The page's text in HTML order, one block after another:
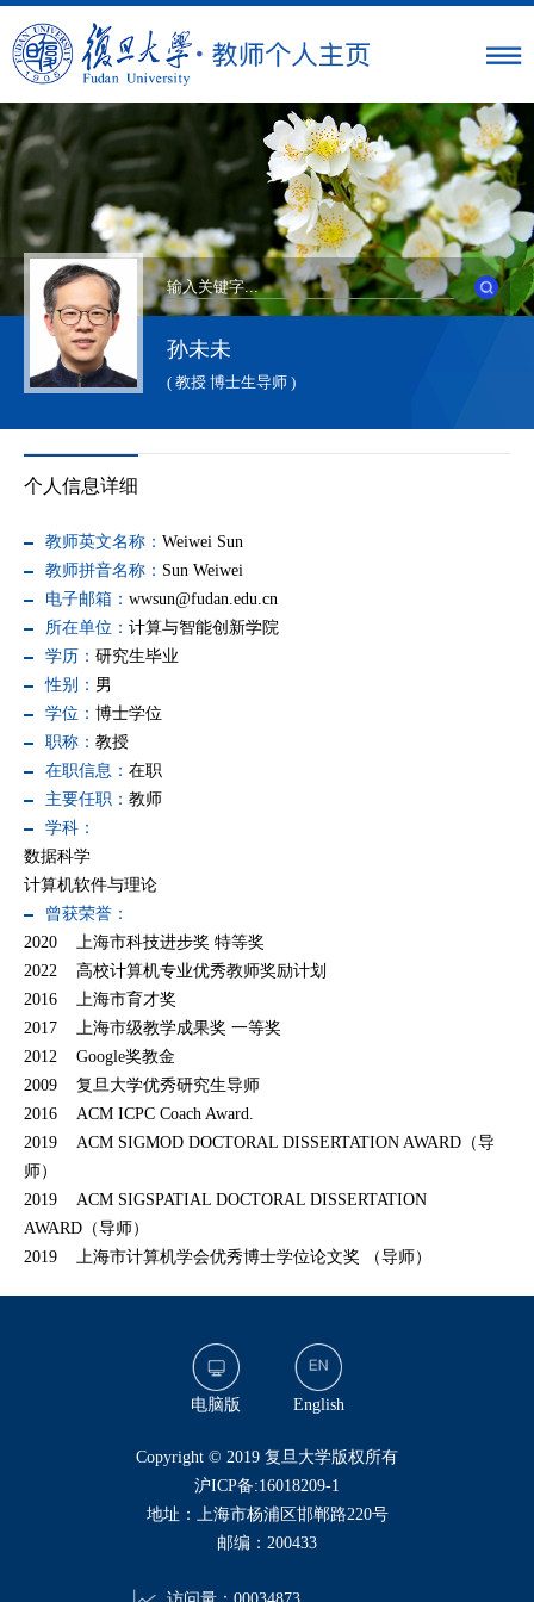
孙未未
( 教授 博士生导师 )
个人信息详细
教师英文名称： Weiwei Sun
教师拼音名称： Sun Weiwei
电子邮箱： wwsun@fudan.edu.cn
所在单位： 计算与智能创新学院
学历： 研究生毕业
性别： 男
学位： 博士学位
职称： 教授
在职信息： 在职
主要任职： 教师
学科：
数据科学
计算机软件与理论
曾获荣誉：
2020 上海市科技进步奖 特等奖
2022 高校计算机专业优秀教师奖励计划
2016 上海市育才奖
2017 上海市级教学成果奖 一等奖
2012 Google奖教金
2009 复旦大学优秀研究生导师
2016 ACM ICPC Coach Award.
2019 ACM SIGMOD DOCTORAL DISSERTATION AWARD（导
师）
2019 ACM SIGSPATIAL DOCTORAL DISSERTATION
AWARD（导师）
2019 上海市计算机学会优秀博士学位论文奖 （导师）
电脑版 English
​Copyright © 2019 复旦大学版权所有
沪ICP备:16018209-1
地址：上海市杨浦区邯郸路220号
邮编：200433